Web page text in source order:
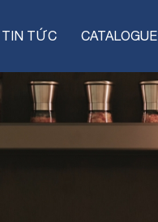
TIN TỨC CATALOGUE